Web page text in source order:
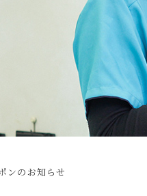
ンのお知らせ